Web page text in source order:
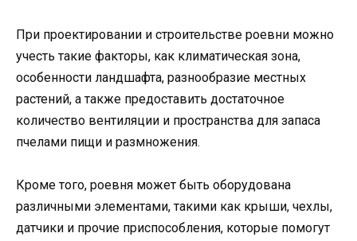
При проектировании и строительстве роевни можно
учесть такие факторы, как климатическая зона,
особенности ландшафта, разнообразие местных
растений, а также предоставить достаточное
количество вентиляции и пространства для запаса
пчелами пищи и размножения.
Кроме того, роевня может быть оборудована
различными элементами, такими как крыши, чехлы,
датчики и прочие приспособления, которые помогут